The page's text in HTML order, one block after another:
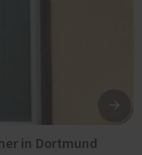
in Dortmund